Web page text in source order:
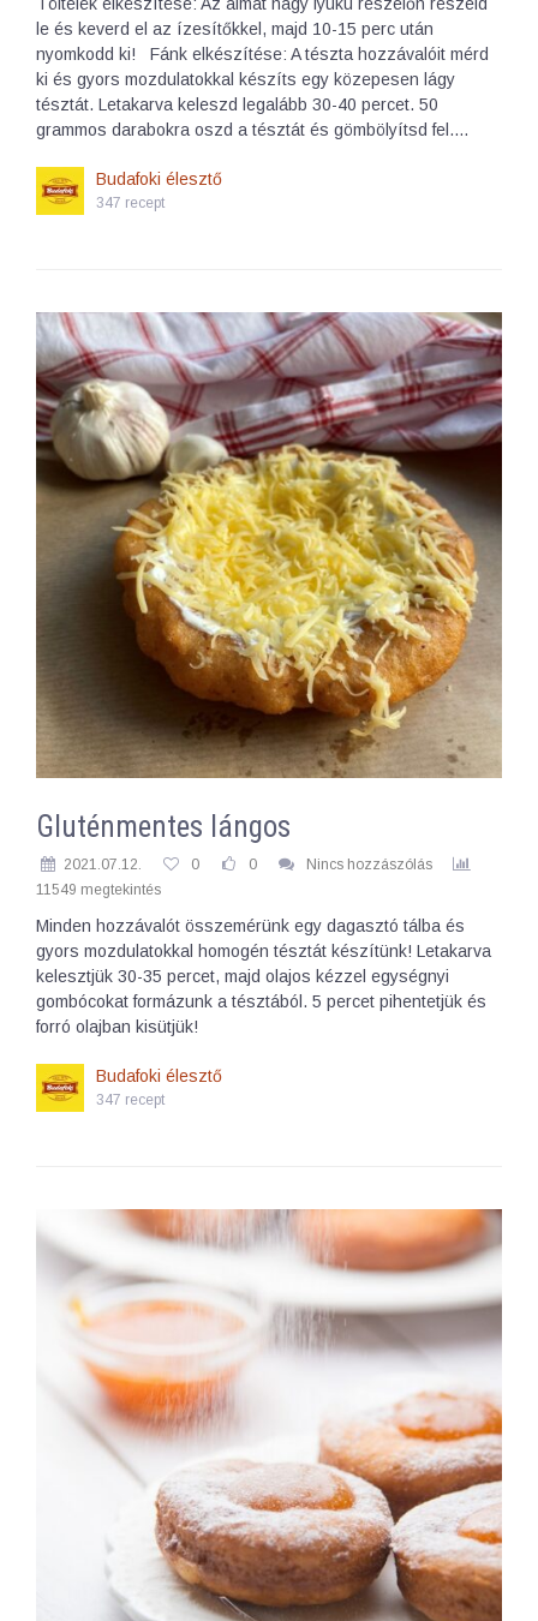
le és keverd el az ízesítőkkel, majd 10-15 perc után
nyomkodd ki! Fánk elkészítése: A tészta hozzávalóit mérd
ki és gyors mozdulatokkal készíts egy közepesen lágy
tésztát. Letakarva keleszd legalább 30-40 percet. 50
grammos darabokra oszd a tésztát és gömbölyítsd fel.…
Budafoki élesztő
347 recept
Gluténmentes lángos
2021.07.12. 0 0
Nincs hozzászólás
11549 megtekintés
Minden hozzávalót összemérünk egy dagasztó tálba és
gyors mozdulatokkal homogén tésztát készítünk! Letakarva
kelesztjük 30-35 percet, majd olajos kézzel egységnyi
gombócokat formázunk a tésztából. 5 percet pihentetjük és
forró olajban kisütjük!
Budafoki élesztő
347 recept